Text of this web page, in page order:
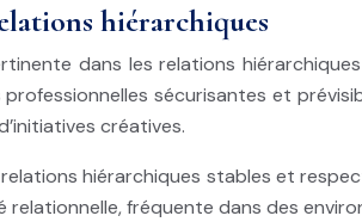
hiérarchiques
dans les relations
sécurisantes et
créatives.
hiérarchiques stables et
relationnelle, fréquente dans des